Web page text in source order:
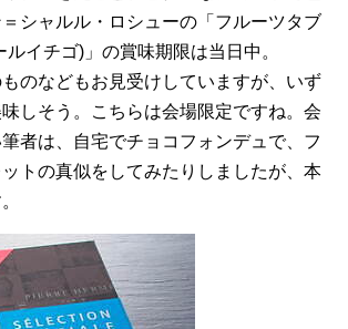
シャルル・ロシューの「フルーツタブ
ルイチゴ)」の賞味期限は当日中。
のなどもお見受けしていますが、いず
しそう。こちらは会場限定ですね。会
者は、自宅でチョコフォンデュで、フ
トの真似をしてみたりしましたが、本